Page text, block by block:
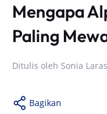
Mengapa
Paling
Ditulis oleh Sonia
Bagikan